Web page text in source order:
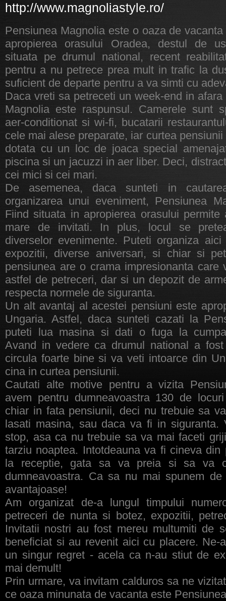
http://www.magnoliastyle.ro/
Pensiunea Magnolia este o oaza de
apropierea orasului Oradea, destul de
situata pe drumul national, recent
pentru a nu petrece prea mult in trafic la
suficient de departe pentru a va simti cu
Daca vreti sa petreceti un week-end in
Magnolia este raspunsul. Camerele sunt
aer-conditionat si wi-fi, bucatarii
cele mai alese preparate, iar curtea
dotata cu un loc de joaca special
piscina si un jacuzzi in aer liber. Deci,
cei mici si cei mari.
De asemenea, daca sunteti in
organizarea unui eveniment, Pensiunea
Fiind situata in apropierea orasului permite
mare de invitati. In plus, locul se
diverselor evenimente. Puteti organiza
expozitii, diverse aniversari, si chiar si
pensiunea are o crama impresionanta care
astfel de petreceri, dar si un depozit de
respecta normele de siguranta.
Un alt avantaj al acestei pensiuni este
Ungaria. Astfel, daca sunteti cazati la
puteti lua masina si dati o fuga la
Avand in vedere ca drumul national a
circula foarte bine si va veti intoarce din
cina in curtea pensiunii.
Cautati alte motive pentru a vizita
avem pentru dumneavoastra 130 de
chiar in fata pensiunii, deci nu trebuie sa
lasati masina, sau daca va fi in siguranta.
stop, asa ca nu trebuie sa va mai faceti
tarziu noaptea. Intotdeauna va fi cineva din
la receptie, gata sa va preia si sa va
dumneavoastra. Ca sa nu mai spunem
avantajoase!
Am organizat de-a lungul timpului
petreceri de nunta si botez, expozitii,
Invitatii nostri au fost mereu multumiti de
beneficiat si au revenit aici cu placere. Ne-
un singur regret - acela ca n-au stiut de
mai demult!
Prin urmare, va invitam calduros sa ne
ce oaza minunata de vacanta este